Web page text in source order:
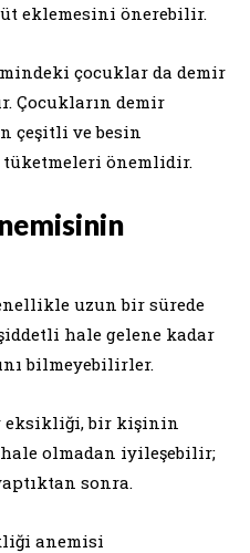
eklemesini önerebilir.
çocuklar da demir
Çocukların demir
çeşitli ve besin
tüketmeleri önemlidir.
uzun bir sürede
hale gelene kadar
bilmeyebilirler.
eksikliği, bir kişinin
olmadan iyileşebilir;
sonra.
anemisi